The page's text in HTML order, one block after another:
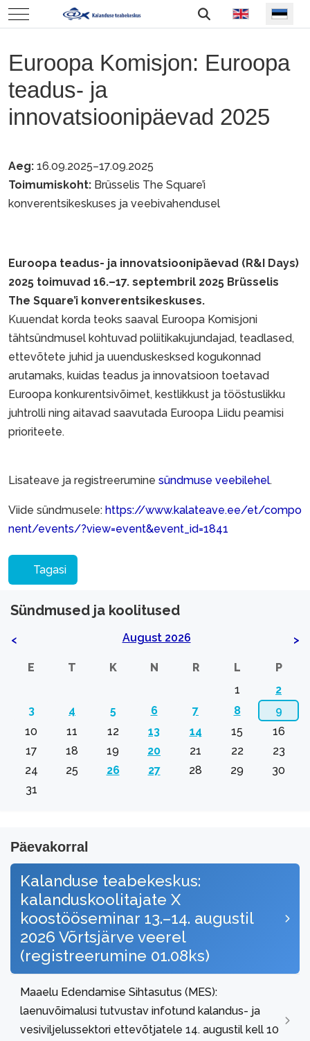
Mobile Menu Toggle Vali keel
Euroopa Komisjon: Euroopa
teadus- ja
innovatsioonipäevad 2025
Aeg: 16.09.2025–17.09.2025
Toimumiskoht: Brüsselis The Square’i
konverentsikeskuses ja veebivahendusel
Euroopa teadus- ja innovatsioonipäevad (R&I Days)
2025 toimuvad 16.–17. septembril 2025 Brüsselis
The Square’i konverentsikeskuses.
Kuuendat korda teoks saaval Euroopa Komisjoni
tähtsündmusel kohtuvad poliitikakujundajad, teadlased,
ettevõtete juhid ja uuenduskesksed kogukonnad
arutamaks, kuidas teadus ja innovatsioon toetavad
Euroopa konkurentsivõimet, kestlikkust ja tööstuslikku
juhtrolli ning aitavad saavutada Euroopa Liidu peamisi
prioriteete.
Lisateave ja registreerumine sündmuse veebilehel.
Viide sündmusele: https://www.kalateave.ee/et/compo
nent/events/?view=event&event_id=1841
Tagasi
Sündmused ja koolitused
< August 2026 >
E T K N R L
P
1
2
3
4 5 6 7 8
9
10
11 12 13 14 15
16
17
18 19 20 21 22
23
24
25 26 27 28 29
30
31
Päevakorral
Kalanduse teabekeskus:
kalanduskoolitajate X
koostööseminar 13.–14. augustil
2026 Võrtsjärve veerel
(registreerumine 01.08ks)
Maaelu Edendamise Sihtasutus (MES):
laenuvõimalusi tutvustav infotund kalandus- ja
vesiviljelussektori ettevõtjatele 14. augustil kell 10